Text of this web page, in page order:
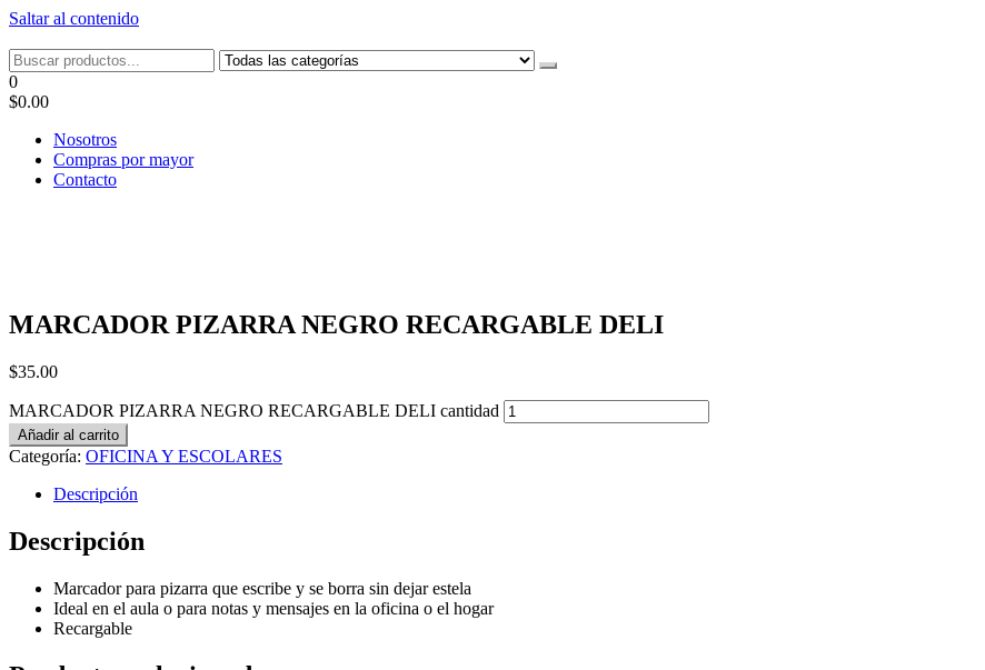
Saltar al contenido
Tel: 22087679 – Cel: 097 822122 – Joaquín Requena 2459
0
$0.00
Nosotros
Compras por mayor
Contacto
MARCADOR PIZARRA NEGRO RECARGABLE DELI
$35.00
MARCADOR PIZARRA NEGRO RECARGABLE DELI cantidad
Añadir al carrito
Categoría: OFICINA Y ESCOLARES
Descripción
Descripción
Marcador para pizarra que escribe y se borra sin dejar estela
Ideal en el aula o para notas y mensajes en la oficina o el hogar
Recargable